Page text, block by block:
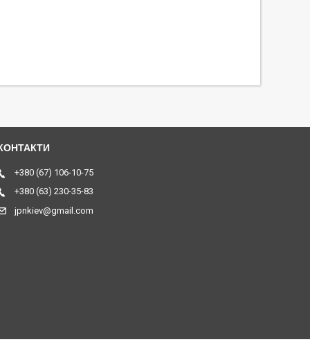
+380 (67) 106-10-75
+380 (63) 230-35-83
jpnkiev@gmail.com